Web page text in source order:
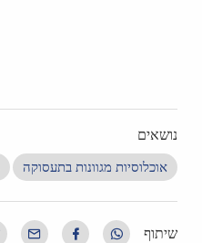
נושאים
אוכלוסיות מגוונות בתעסוקה
שיתוף